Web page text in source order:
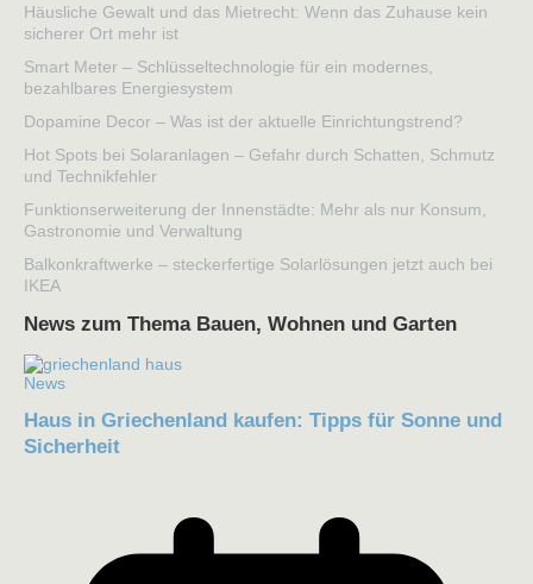
Häusliche Gewalt und das Mietrecht: Wenn das Zuhause kein
sicherer Ort mehr ist
Smart Meter – Schlüsseltechnologie für ein modernes,
bezahlbares Energiesystem
Dopamine Decor – Was ist der aktuelle Einrichtungstrend?
Hot Spots bei Solaranlagen – Gefahr durch Schatten, Schmutz
und Technikfehler
Funktionserweiterung der Innenstädte: Mehr als nur Konsum,
Gastronomie und Verwaltung
Balkonkraftwerke – steckerfertige Solarlösungen jetzt auch bei
IKEA
News zum Thema Bauen, Wohnen und Garten
News
Haus in Griechenland kaufen: Tipps für Sonne und
Sicherheit